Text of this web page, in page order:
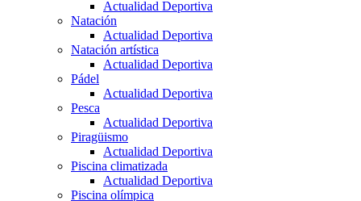
Actualidad Deportiva
Natación
Actualidad Deportiva
Natación artística
Actualidad Deportiva
Pádel
Actualidad Deportiva
Pesca
Actualidad Deportiva
Piragüismo
Actualidad Deportiva
Piscina climatizada
Actualidad Deportiva
Piscina olímpica